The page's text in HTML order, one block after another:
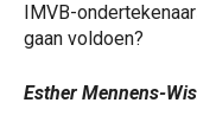
IMVB-
gaan voldoen?
Esther Mennens-